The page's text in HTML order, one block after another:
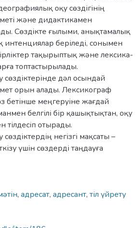
оқу сөздігінің
жəне дидактикамен
Сөздікте ғылыми, анықтамалық
беріледі, сонымен
тақырыптық жəне лексика-
топтастырылады.
дəл осындай
орын алады. Лексикограф
бетінше меңгеруіне жағдай
белгілі бір қашықтықтан, оқу
тілдесіп отырады.
негізгі мақсаты –
үшін сөздерді таңдауға
, адресат, адресант, тіл үйрету